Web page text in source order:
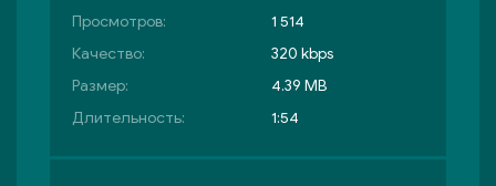
Просмотров:
1 514
Качество:
320 kbps
Размер:
4.39 MB
Длительность:
1:54